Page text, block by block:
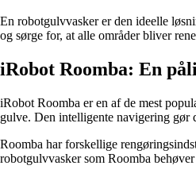
En robotgulvvasker er den ideelle
og sørge for, at alle områder bliver
iRobot Roomba: En
iRobot Roomba er en af de mest
gulve. Den intelligente navigering gør
Roomba har forskellige
robotgulvvasker som Roomba